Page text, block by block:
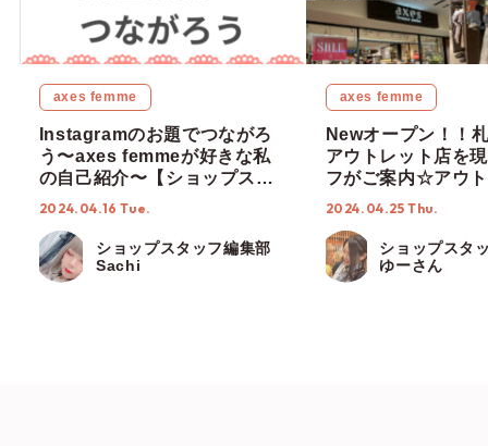
axes femme
Instagramのお題でつながろ
う〜axes femmeが好きな私
の自己紹介〜【ショップスタ
ッフ編集部】
2024.04.16 Tue.
ショップスタッフ編集部
Sachi
axes femme
Newオープン！！
アウトレット店を
フがご案内☆アウ
定アイテムも入荷
2024.04.25 Thu.
ショップスタ
ゆーさん